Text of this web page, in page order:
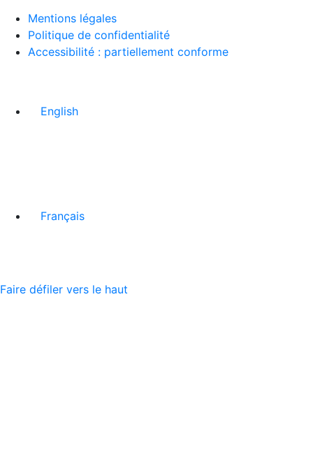
Mentions légales
Politique de confidentialité
Accessibilité : partiellement conforme
English
Français
Faire défiler vers le haut